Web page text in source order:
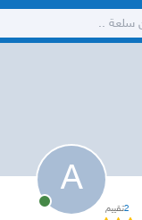
A
2تقييم